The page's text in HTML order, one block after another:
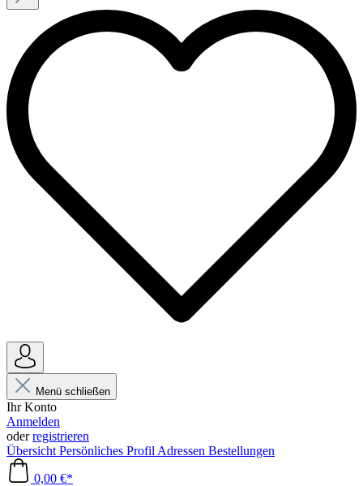
Menü schließen
Ihr Konto
Anmelden
oderregistrieren
Übersicht Persönliches Profil Adressen Bestellungen
0,00 €*